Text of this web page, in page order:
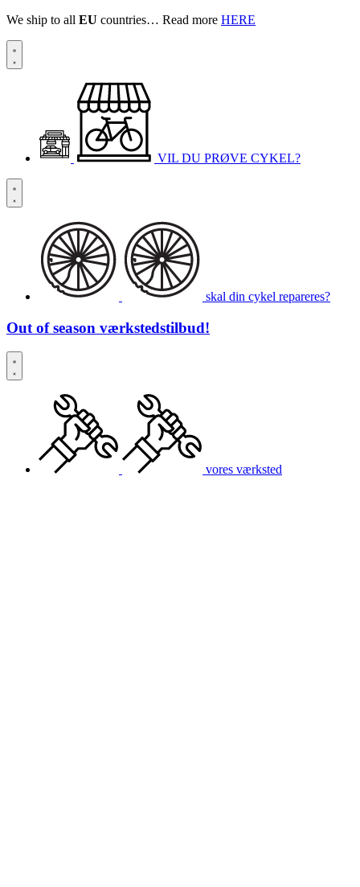
We ship to all EU countries… Read more HERE
VIL DU PRØVE CYKEL?
skal din cykel repareres?
Out of season værkstedstilbud!
vores værksted